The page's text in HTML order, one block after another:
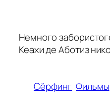
Немного
Кеахи де Аботиз
Сёрфинг Фильмы